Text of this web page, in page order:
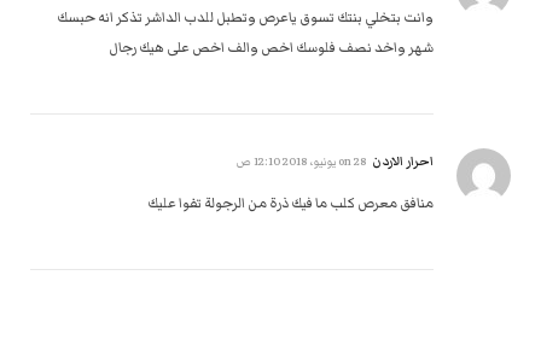
وانت بتخلي بنتك تسوق ياعرص وتطبل للدب الداشر تذكر انه حبسك
شهر واخد نصف فلوسك اخص والف اخص على هيك رجال
احرار الاردن 28 يونيو، 2018 12:10 ص
منافق معرص كلب ما فيك ذرة من الرجولة تفوا عليك